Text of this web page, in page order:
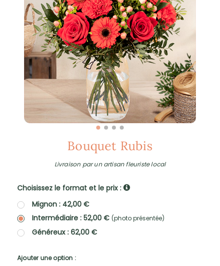
Bouquet Rubis
Livraison par un artisan fleuriste local
Choisissez le format et le prix :
Mignon : 42,00 €
Intermédiaire : 52,00 € (photo présentée)
Généreux : 62,00 €
Ajouter une option :